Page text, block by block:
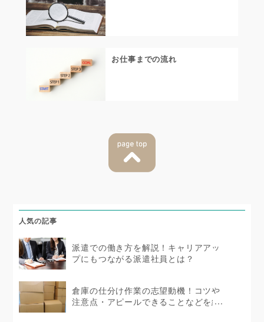
お仕事までの流れ
人気の記事
派遣での働き方を解説！キャリアアッ
プにもつながる派遣社員とは？
倉庫の仕分け作業の志望動機！コツや
注意点・アピールできることなどを紹